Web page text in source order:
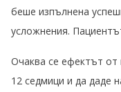
беше изпълнена
усложнения.
Очаква се ефектът
12 седмици и да даде